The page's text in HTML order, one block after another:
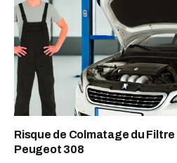
Risque de Colmatage du
Peugeot 308